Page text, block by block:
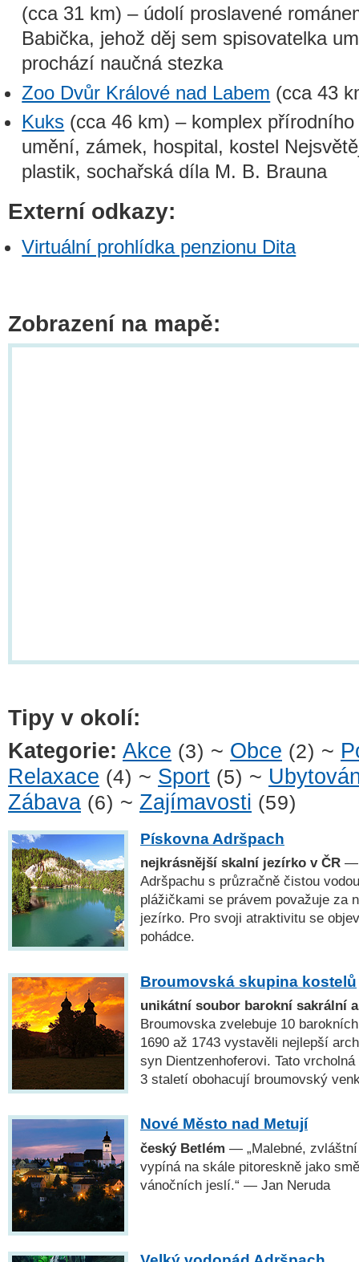
(cca 31 km) – údolí proslavené
Babička, jehož děj sem spisovatelka
prochází naučná stezka
Zoo Dvůr Králové nad Labem (cca 43
Kuks (cca 46 km) – komplex
umění, zámek, hospital, kostel
plastik, sochařská díla M. B. Brauna
Externí odkazy:
Virtuální prohlídka penzionu Dita
Zobrazení na mapě:
Tipy v okolí:
Kategorie: Akce (3) ~ Obce (2) ~
Relaxace (4) ~ Sport (5) ~
Zábava (6) ~ Zajímavosti (59)
Pískovna Adršpach
nejkrásnější skalní jezírko v ČR —
Adršpachu s průzračně čistou
plážičkami se právem považuje za
jezírko. Pro svoji atraktivitu se
pohádce.
Broumovská skupina kostelů
unikátní soubor barokní sakrální
Broumovska zvelebuje 10
1690 až 1743 vystavěli nejlepší
syn Dientzenhoferovi. Tato
3 staletí obohacují broumovský
Nové Město nad Metují
český Betlém — „Malebné,
vypíná na skále pitoreskně jako
vánočních jeslí.“ — Jan Neruda